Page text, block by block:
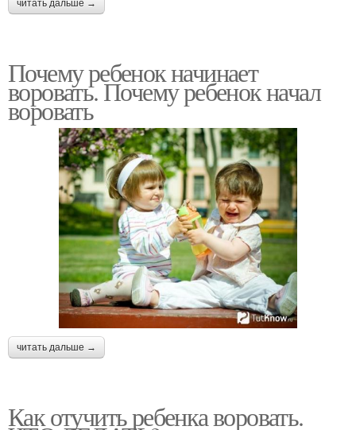
читать дальше →
Почему ребенок начинает
воровать. Почему ребенок начал
воровать
читать дальше →
Как отучить ребенка воровать.